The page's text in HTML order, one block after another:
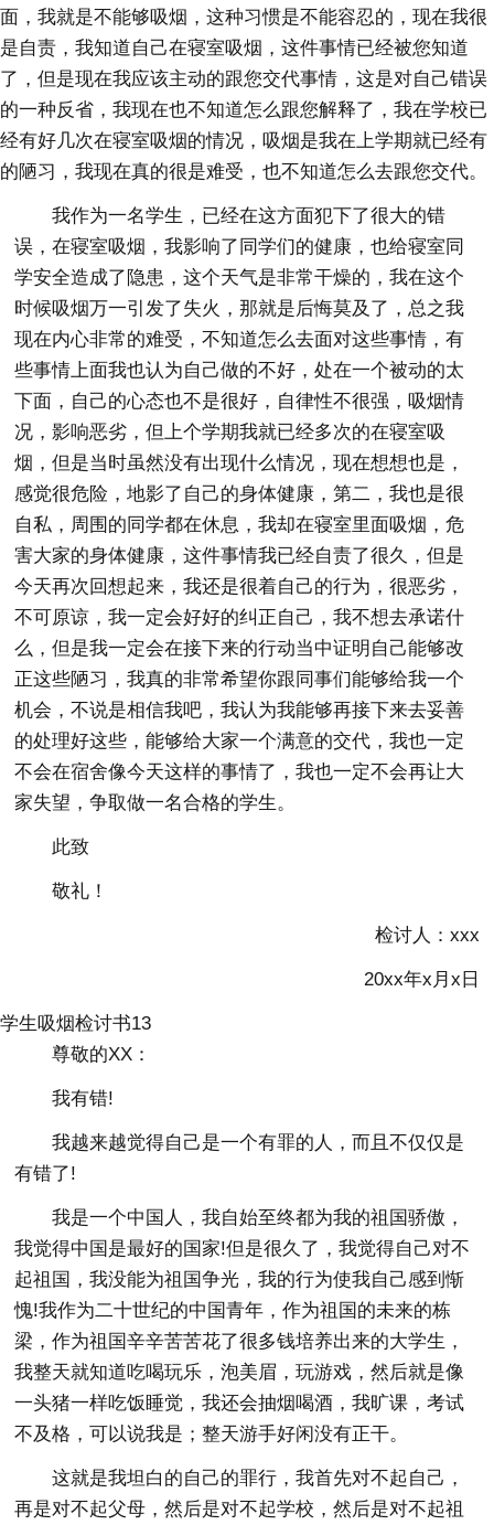
面，我就是不能够吸烟，这种习惯是不能容忍的，现在我很
是自责，我知道自己在寝室吸烟，这件事情已经被您知道
了，但是现在我应该主动的跟您交代事情，这是对自己错误
的一种反省，我现在也不知道怎么跟您解释了，我在学校已
经有好几次在寝室吸烟的情况，吸烟是我在上学期就已经有
的陋习，我现在真的很是难受，也不知道怎么去跟您交代。
我作为一名学生，已经在这方面犯下了很大的错
误，在寝室吸烟，我影响了同学们的健康，也给寝室同
学安全造成了隐患，这个天气是非常干燥的，我在这个
时候吸烟万一引发了失火，那就是后悔莫及了，总之我
现在内心非常的难受，不知道怎么去面对这些事情，有
些事情上面我也认为自己做的不好，处在一个被动的太
下面，自己的心态也不是很好，自律性不很强，吸烟情
况，影响恶劣，但上个学期我就已经多次的在寝室吸
烟，但是当时虽然没有出现什么情况，现在想想也是，
感觉很危险，地影了自己的身体健康，第二，我也是很
自私，周围的同学都在休息，我却在寝室里面吸烟，危
害大家的身体健康，这件事情我已经自责了很久，但是
今天再次回想起来，我还是很着自己的行为，很恶劣，
不可原谅，我一定会好好的纠正自己，我不想去承诺什
么，但是我一定会在接下来的行动当中证明自己能够改
正这些陋习，我真的非常希望你跟同事们能够给我一个
机会，不说是相信我吧，我认为我能够再接下来去妥善
的处理好这些，能够给大家一个满意的交代，我也一定
不会在宿舍像今天这样的事情了，我也一定不会再让大
家失望，争取做一名合格的学生。
此致
敬礼！
检讨人：xxx
20xx年x月x日
学生吸烟检讨书13
尊敬的XX：
我有错!
我越来越觉得自己是一个有罪的人，而且不仅仅是
有错了!
我是一个中国人，我自始至终都为我的祖国骄傲，
我觉得中国是最好的国家!但是很久了，我觉得自己对不
起祖国，我没能为祖国争光，我的行为使我自己感到惭
愧!我作为二十世纪的中国青年，作为祖国的未来的栋
梁，作为祖国辛辛苦苦花了很多钱培养出来的大学生，
我整天就知道吃喝玩乐，泡美眉，玩游戏，然后就是像
一头猪一样吃饭睡觉，我还会抽烟喝酒，我旷课，考试
不及格，可以说我是；整天游手好闲没有正干。
这就是我坦白的自己的罪行，我首先对不起自己，
再是对不起父母，然后是对不起学校，然后是对不起祖